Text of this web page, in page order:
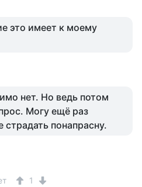
это имеет к моему
нет. Но ведь потом
Могу ещё раз
страдать понапрасну.
1